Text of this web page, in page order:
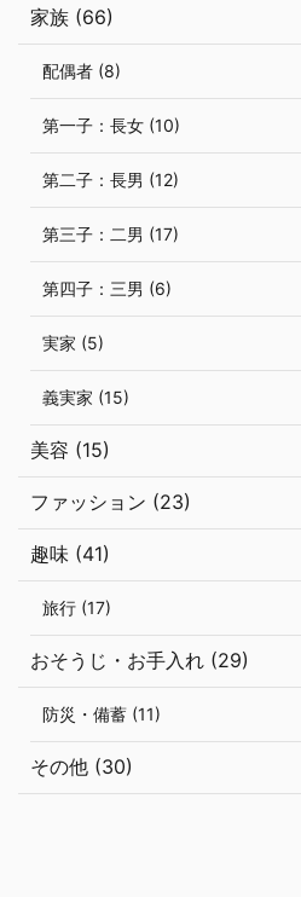
家族 (66)
配偶者 (8)
第一子：長女 (10)
第二子：長男 (12)
第三子：二男 (17)
第四子：三男 (6)
実家 (5)
義実家 (15)
美容 (15)
ファッション (23)
趣味 (41)
旅行 (17)
おそうじ・お手入れ (29)
防災・備蓄 (11)
その他 (30)